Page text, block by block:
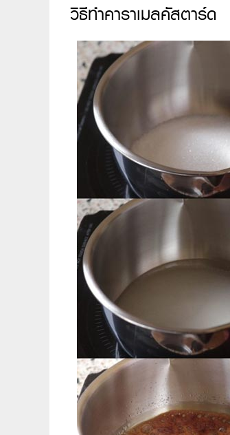
วิธีทำคาราเมลคัสตาร์ด